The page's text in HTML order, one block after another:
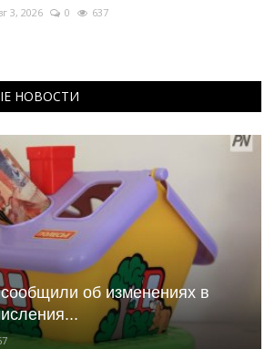
3, 2026 0 637
НОВОСТИ
об изменениях в